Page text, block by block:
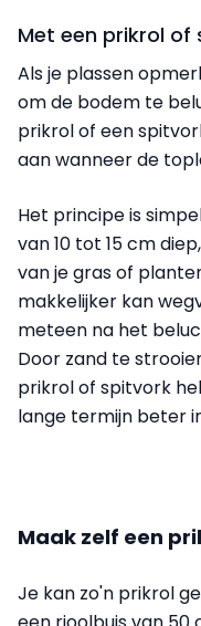
Met een prikrol of
Als je plassen
om de bodem te
prikrol of een
aan wanneer de
Het principe is
van 10 tot 15 cm
van je gras of
makkelijker kan
meteen na het
Door zand te
prikrol of spitvork
lange termijn beter
Maak zelf een
Je kan zo'n prikrol